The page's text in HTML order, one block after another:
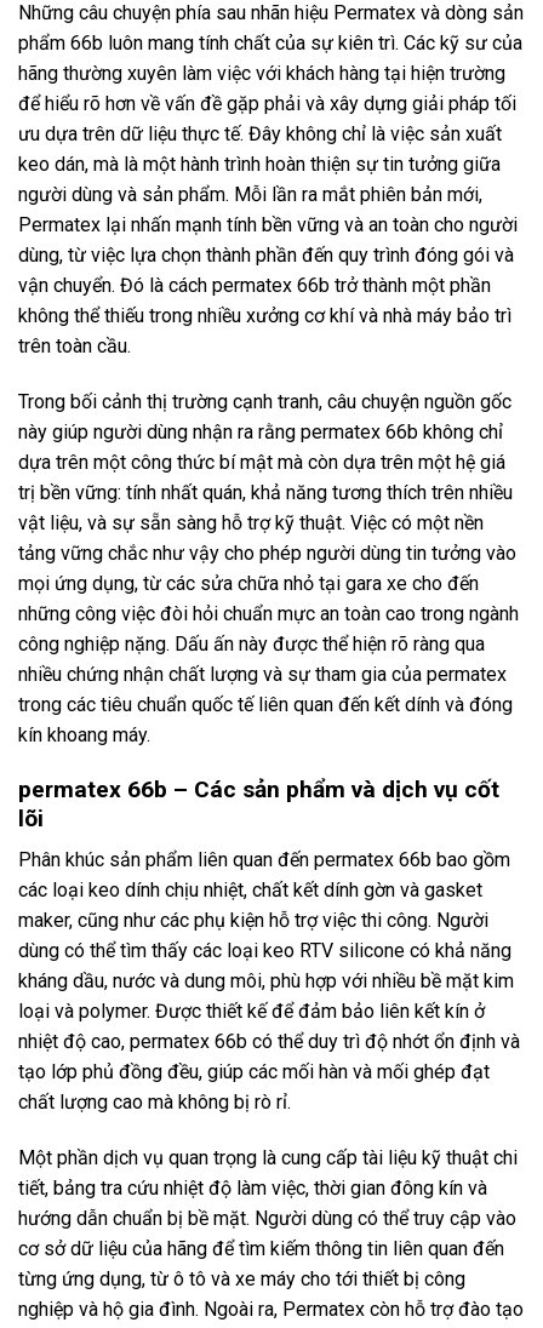
Những câu chuyện phía sau nhãn hiệu Permatex và dòng sản
phẩm 66b luôn mang tính chất của sự kiên trì. Các kỹ sư của
hãng thường xuyên làm việc với khách hàng tại hiện trường
để hiểu rõ hơn về vấn đề gặp phải và xây dựng giải pháp tối
ưu dựa trên dữ liệu thực tế. Đây không chỉ là việc sản xuất
keo dán, mà là một hành trình hoàn thiện sự tin tưởng giữa
người dùng và sản phẩm. Mỗi lần ra mắt phiên bản mới,
Permatex lại nhấn mạnh tính bền vững và an toàn cho người
dùng, từ việc lựa chọn thành phần đến quy trình đóng gói và
vận chuyển. Đó là cách permatex 66b trở thành một phần
không thể thiếu trong nhiều xưởng cơ khí và nhà máy bảo trì
trên toàn cầu.
Trong bối cảnh thị trường cạnh tranh, câu chuyện nguồn gốc
này giúp người dùng nhận ra rằng permatex 66b không chỉ
dựa trên một công thức bí mật mà còn dựa trên một hệ giá
trị bền vững: tính nhất quán, khả năng tương thích trên nhiều
vật liệu, và sự sẵn sàng hỗ trợ kỹ thuật. Việc có một nền
tảng vững chắc như vậy cho phép người dùng tin tưởng vào
mọi ứng dụng, từ các sửa chữa nhỏ tại gara xe cho đến
những công việc đòi hỏi chuẩn mực an toàn cao trong ngành
công nghiệp nặng. Dấu ấn này được thể hiện rõ ràng qua
nhiều chứng nhận chất lượng và sự tham gia của permatex
trong các tiêu chuẩn quốc tế liên quan đến kết dính và đóng
kín khoang máy.
permatex 66b – Các sản phẩm và dịch vụ cốt
lõi
Phân khúc sản phẩm liên quan đến permatex 66b bao gồm
các loại keo dính chịu nhiệt, chất kết dính gờn và gasket
maker, cũng như các phụ kiện hỗ trợ việc thi công. Người
dùng có thể tìm thấy các loại keo RTV silicone có khả năng
kháng dầu, nước và dung môi, phù hợp với nhiều bề mặt kim
loại và polymer. Được thiết kế để đảm bảo liên kết kín ở
nhiệt độ cao, permatex 66b có thể duy trì độ nhớt ổn định và
tạo lớp phủ đồng đều, giúp các mối hàn và mối ghép đạt
chất lượng cao mà không bị rò rỉ.
Một phần dịch vụ quan trọng là cung cấp tài liệu kỹ thuật chi
tiết, bảng tra cứu nhiệt độ làm việc, thời gian đông kín và
hướng dẫn chuẩn bị bề mặt. Người dùng có thể truy cập vào
cơ sở dữ liệu của hãng để tìm kiếm thông tin liên quan đến
từng ứng dụng, từ ô tô và xe máy cho tới thiết bị công
nghiệp và hộ gia đình. Ngoài ra, Permatex còn hỗ trợ đào tạo